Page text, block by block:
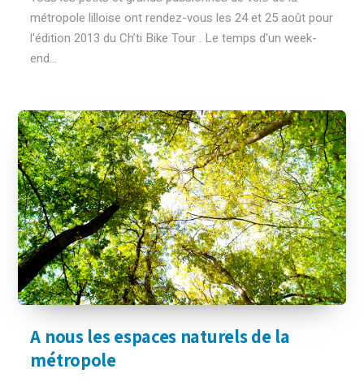
métropole lilloise ont rendez-vous les 24 et 25 août pour
l'édition 2013 du Ch’ti Bike Tour . Le temps d'un week-
end...
A nous les espaces naturels de la
métropole